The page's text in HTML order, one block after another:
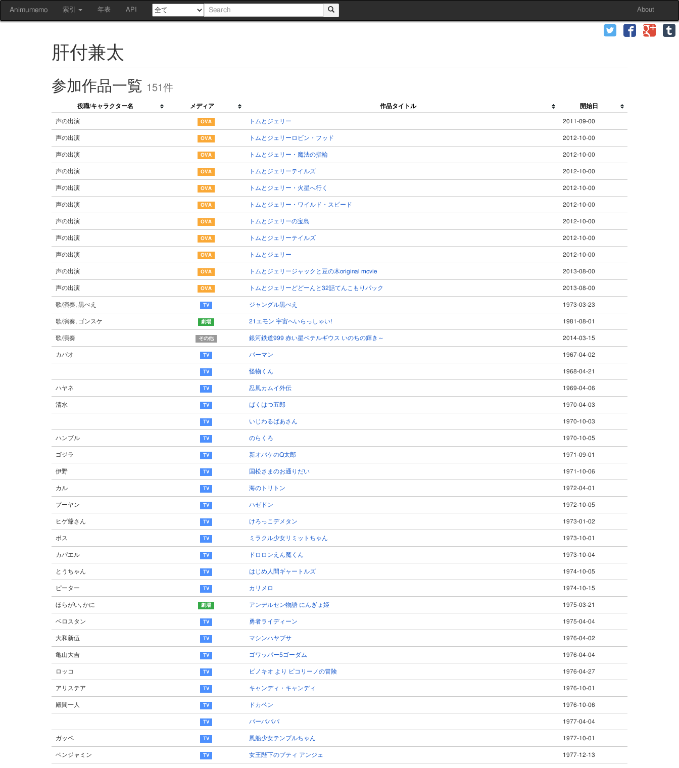
Animumemo 索引 年表 API About
肝付兼太
参加作品一覧 151件
役職/キャラクター名 メディア 作品タイトル 開始日
声の出演 トムとジェリー 2011-09-00
声の出演 トムとジェリーロビン・フッド 2012-10-00
声の出演 トムとジェリー・魔法の指輪 2012-10-00
声の出演 トムとジェリーテイルズ 2012-10-00
声の出演 トムとジェリー・火星へ行く 2012-10-00
声の出演 トムとジェリー・ワイルド・スピード 2012-10-00
声の出演 トムとジェリーの宝島 2012-10-00
声の出演 トムとジェリーテイルズ 2012-10-00
声の出演 トムとジェリー 2012-10-00
声の出演 トムとジェリージャックと豆の木original movie 2013-08-00
声の出演 トムとジェリーどどーんと32話てんこもりパック 2013-08-00
歌/演奏, 黒べえ ジャングル黒べえ 1973-03-23
歌/演奏, ゴンスケ 21エモン 宇宙へいらっしゃい! 1981-08-01
歌/演奏 銀河鉄道999 赤い星ベテルギウス いのちの輝き～ 2014-03-15
カバオ パーマン 1967-04-02
怪物くん 1968-04-21
ハヤネ 忍風カムイ外伝 1969-04-06
清水 ばくはつ五郎 1970-04-03
いじわるばあさん 1970-10-03
ハンブル のらくろ 1970-10-05
ゴジラ 新オバケのQ太郎 1971-09-01
伊野 国松さまのお通りだい 1971-10-06
カル 海のトリトン 1972-04-01
プーヤン ハゼドン 1972-10-05
ヒゲ爺さん けろっこデメタン 1973-01-02
ボス ミラクル少女リミットちゃん 1973-10-01
カパエル ドロロンえん魔くん 1973-10-04
とうちゃん はじめ人間ギャートルズ 1974-10-05
ピーター カリメロ 1974-10-15
ほらがい, かに アンデルセン物語 にんぎょ姫 1975-03-21
ベロスタン 勇者ライディーン 1975-04-04
大和新伍 マシンハヤブサ 1976-04-02
亀山大吉 ゴワッパー5ゴーダム 1976-04-04
ロッコ ピノキオ より ピコリーノの冒険 1976-04-27
アリステア キャンディ・キャンディ 1976-10-01
殿間一人 ドカベン 1976-10-06
バーバパパ 1977-04-04
ガッペ 風船少女テンプルちゃん 1977-10-01
ベンジャミン 女王陛下のプティ アンジェ 1977-12-13